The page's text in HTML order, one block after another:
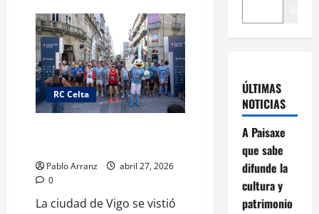
RC Celta
Pablo Arranz
abril 27, 2026
0
La ciudad de Vigo se vistió
ÚLTIMAS
NOTICIAS
A Paisaxe
que sabe
difunde la
cultura y
patrimonio